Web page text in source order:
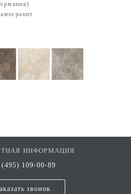
включает в себя как
× 15 см, так и крупные
Благодаря этому наши
— от частных интерьеров
проектов.
более 50 уникальных
белых и серых до глубоких
терракотовых, элегантных
эффектом, что позволяет
пространство в любом стиле.
могли подобрать
ИНФОРМАЦИЯ
(495) 109-00-89
звонок